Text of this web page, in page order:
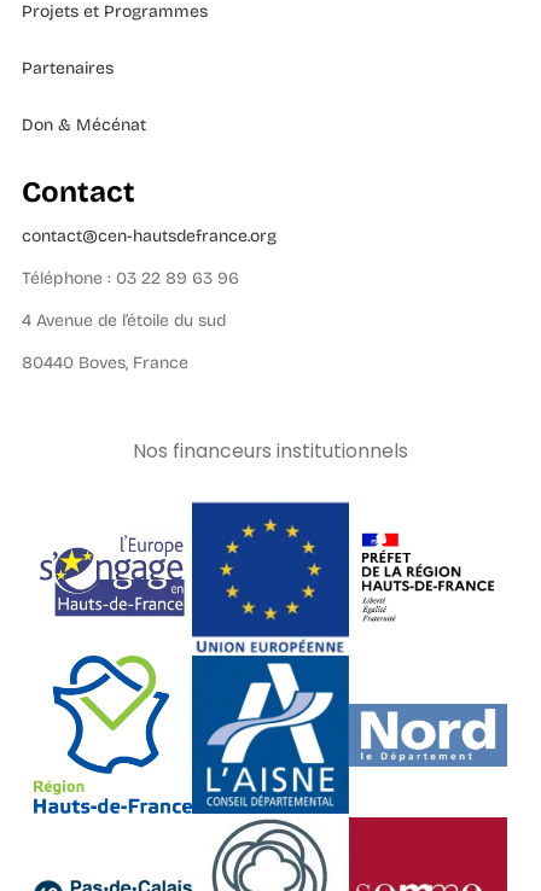
Projets et Programmes
Partenaires
Don & Mécénat
Contact
contact@cen-hautsdefrance.org
Téléphone : 03 22 89 63 96
4 Avenue de l’étoile du sud
80440 Boves, France
Nos financeurs institutionnels